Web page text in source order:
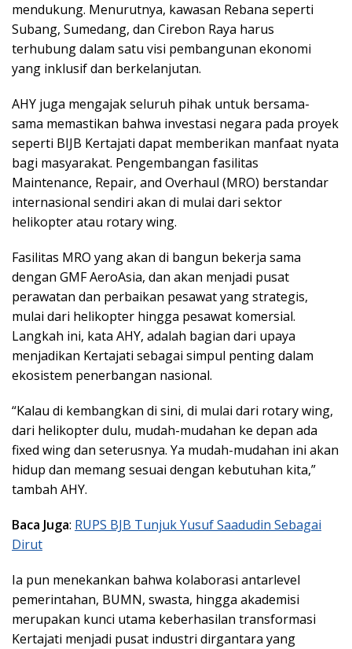
mendukung. Menurutnya, kawasan Rebana seperti
Subang, Sumedang, dan Cirebon Raya harus
terhubung dalam satu visi pembangunan ekonomi
yang inklusif dan berkelanjutan.
AHY juga mengajak seluruh pihak untuk bersama-
sama memastikan bahwa investasi negara pada proyek
seperti BIJB Kertajati dapat memberikan manfaat nyata
bagi masyarakat. Pengembangan fasilitas
Maintenance, Repair, and Overhaul (MRO) berstandar
internasional sendiri akan di mulai dari sektor
helikopter atau rotary wing.
Fasilitas MRO yang akan di bangun bekerja sama
dengan GMF AeroAsia, dan akan menjadi pusat
perawatan dan perbaikan pesawat yang strategis,
mulai dari helikopter hingga pesawat komersial.
Langkah ini, kata AHY, adalah bagian dari upaya
menjadikan Kertajati sebagai simpul penting dalam
ekosistem penerbangan nasional.
“Kalau di kembangkan di sini, di mulai dari rotary wing,
dari helikopter dulu, mudah-mudahan ke depan ada
fixed wing dan seterusnya. Ya mudah-mudahan ini akan
hidup dan memang sesuai dengan kebutuhan kita,”
tambah AHY.
Baca Juga: RUPS BJB Tunjuk Yusuf Saadudin Sebagai
Dirut
Ia pun menekankan bahwa kolaborasi antarlevel
pemerintahan, BUMN, swasta, hingga akademisi
merupakan kunci utama keberhasilan transformasi
Kertajati menjadi pusat industri dirgantara yang